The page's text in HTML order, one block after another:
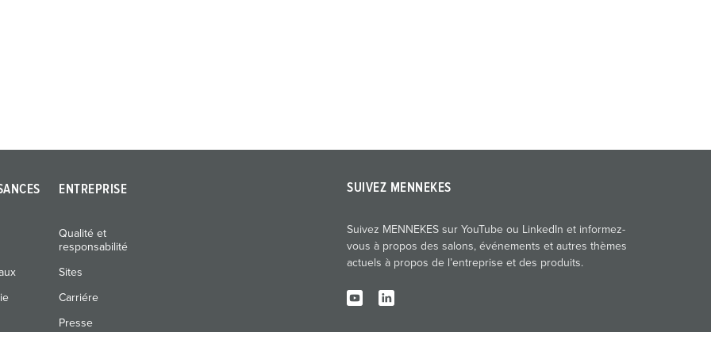
ENTREPRISE
Qualité et
responsabilité
Sites
Carriére
Presse
SUIVEZ MENNEKES
Suivez MENNEKES sur YouTube ou LinkedIn et informez-
vous à propos des salons, événements et autres thèmes
actuels à propos de l’entreprise et des produits.